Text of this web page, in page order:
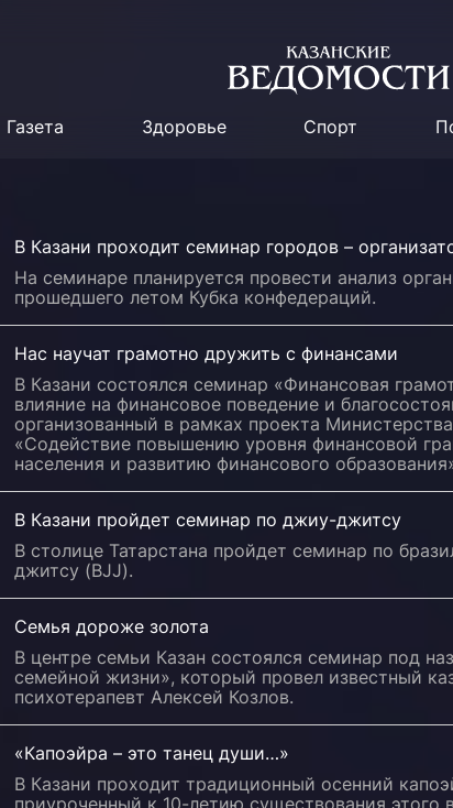
Газета Здоровье Спорт
В Казани проходит семинар городов –
На семинаре планируется провести анализ
прошедшего летом Кубка конфедераций.
Нас научат грамотно дружить с финансами
В Казани состоялся семинар «Финансовая
влияние на финансовое поведение и
организованный в рамках проекта
«Содействие повышению уровня финансовой
населения и развитию финансового
В Казани пройдет семинар по джиу-джитсу
В столице Татарстана пройдет семинар по
джитсу (BJJ).
Семья дороже золота
В центре семьи Казан состоялся семинар под
семейной жизни», который провел известный
психотерапевт Алексей Козлов.
«Капоэйра – это танец души…»
В Казани проходит традиционный осенний
приуроченный к 10-летию существования этого